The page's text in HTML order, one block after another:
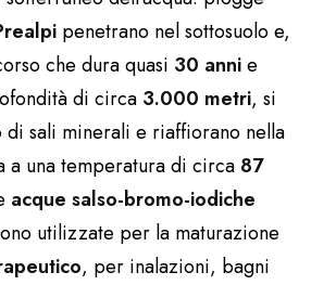
penetrano nel sottosuolo e,
che dura quasi 30 annie
di circa 3.000 metri, si
di sali minerali e riaffiorano nella
a una temperatura di circa 87
acque salso-bromo-iodiche
utilizzate per la maturazione
, per inalazioni, bagni